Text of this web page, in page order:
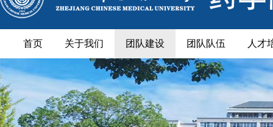
首页 关于我们 团队建设 团队队伍 人才